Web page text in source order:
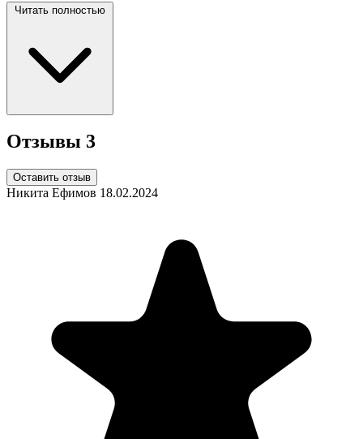
Читать полностью
Отзывы 3
Оставить отзыв
Никита Ефимов 18.02.2024